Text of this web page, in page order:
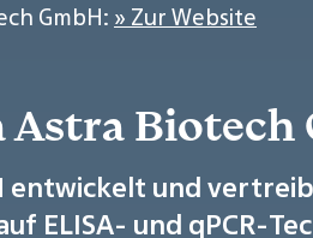
GmbH: » Zur Website
Astra Biotech
entwickelt und
ELISA- und qPCR-